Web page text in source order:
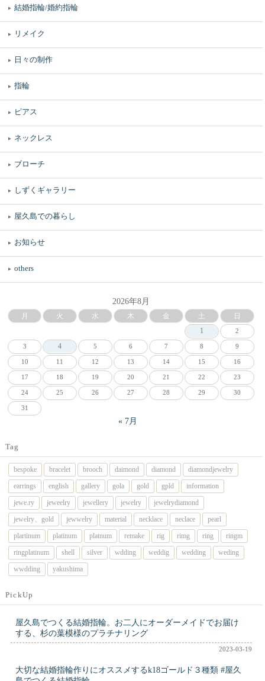
結婚指輪/婚約指輪
リメイク
日々の制作
指輪
ピアス
ネックレス
ブローチ
しずくギャラリー
屋久島での暮らし
お知らせ
others
2026年8月
月 火 水 木 金 土
日
1
2
3 4 5 6 7 8 9
10 11 12 13 14 15 16
17 18 19 20 21 22 23
24 25 26 27 28 29 30
31
« 7月
Tag
bespoke bracelet brooch daimond diamond
diamondjewelry
earrings
english gallery gola gold gpld
information
jewe.ry
jeweelry jewellery jewelry
jewelrydiamond
jewelry、gold
jewwelry material necklace neclace
pearl
plartinum
platinum platnum remake rig rimg ring
ringm
ringplatinum
shell silver wdding weddig wedding
weding
wwdding
yakushima
PickUp
屋久島でつくる結婚指輪。お二人にオーダーメイドでお届け
する、杉の葉模様のプラチナリング
2023-03-19
大切な結婚指輪作りにオススメするk18ゴールド３種類 #屋久